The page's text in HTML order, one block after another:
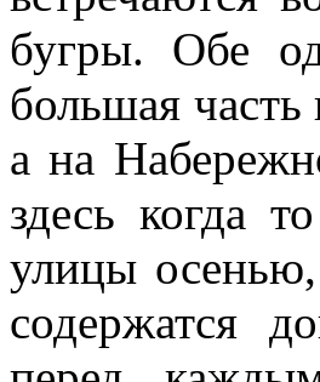
бугры. Обе
большая
а на
здесь когда
улицы
содержатся